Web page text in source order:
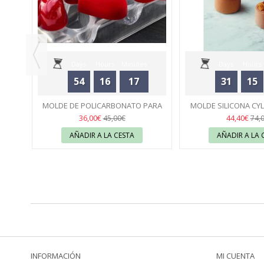
54 16 17
51
MOLDE DE POLICARBONATO PARA
BOMBONES "HEART" CHOCOLATE
WORLD
36,00€45,00€
AÑADIR A LA CESTA
31 15
50
MOLDE SILICONA
PIERRE HERMÉ -
44,40€
AÑADIR A LA
INFORMACIÓN MI CUENTA